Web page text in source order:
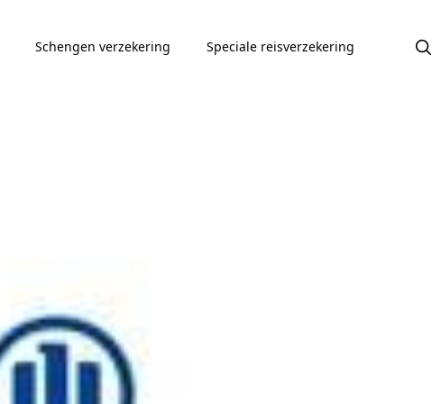
Schengen verzekering Speciale reisverzekering